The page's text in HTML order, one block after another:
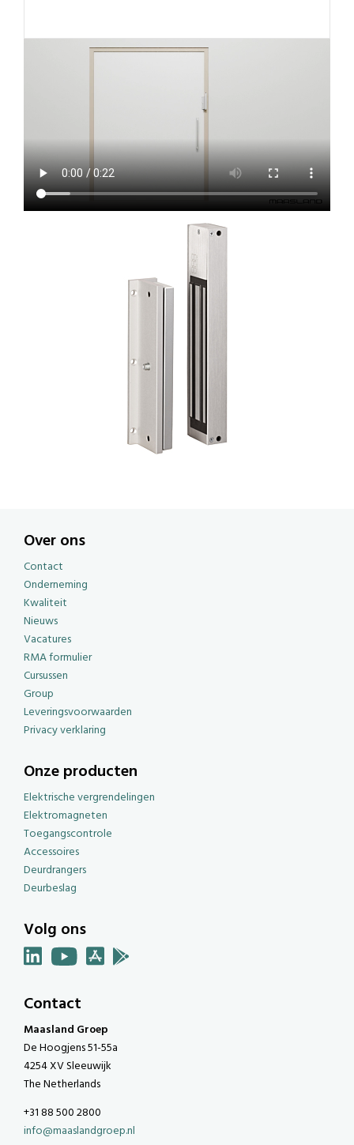
Over ons
Contact
Onderneming
Kwaliteit
Nieuws
Vacatures
RMA formulier
Cursussen
Group
Leveringsvoorwaarden
Privacy verklaring
Onze producten
Elektrische vergrendelingen
Elektromagneten
Toegangscontrole
Accessoires
Deurdrangers
Deurbeslag
Volg ons
Contact
Maasland Groep
De Hoogjens 51-55a
4254 XV Sleeuwijk
The Netherlands
+31 88 500 2800
info@maaslandgroep.nl